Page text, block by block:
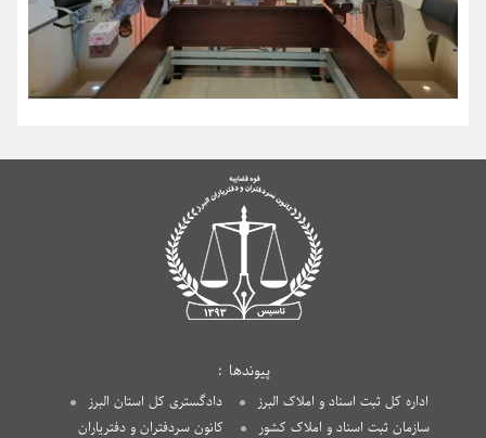
پیوندها
اداره کل ثبت اسناد و املاک البرز
دادگستری کل استان البرز
سازمان ثبت اسناد و املاک کشور
کانون سردفتران و دفتریاران